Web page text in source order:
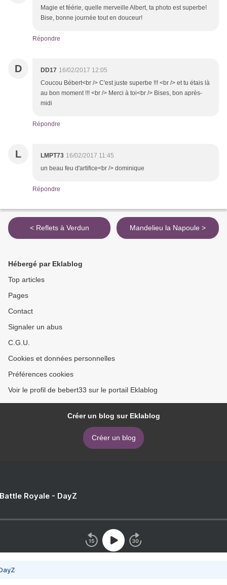
Magie et féérie, quelle merveille Albert, ta photo est superbe!
Bise, bonne journée tout en douceur!
Répondre
D DD17 16/02/2017 12:05
Coucou Bébert<br /> C'est juste superbe !!! <br /> et tu étais là
au bon moment !!! <br /> Merci à toi<br /> Bises, bon après-
midi
Répondre
L LMPT73 16/02/2017 11:45
un beau feu d'artifice<br /> dominique
Répondre
< Reflets à Verdun Mandelieu la Napoule >
Hébergé par Eklablog
Top articles
Pages
Contact
Signaler un abus
C.G.U.
Cookies et données personnelles
Préférences cookies
Voir le profil de bebert33 sur le portail Eklablog
Créer un blog sur Eklablog
Créer un blog
Royale - DayZ